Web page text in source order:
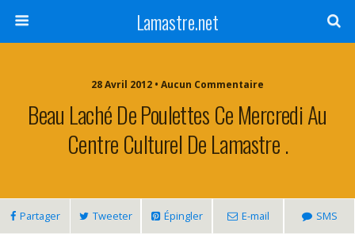
Lamastre.net
28 Avril 2012 • Aucun Commentaire
Beau Laché De Poulettes Ce Mercredi Au
Centre Culturel De Lamastre .
Partager Tweeter Épingler E-mail SMS